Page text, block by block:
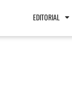
EDITORIAL